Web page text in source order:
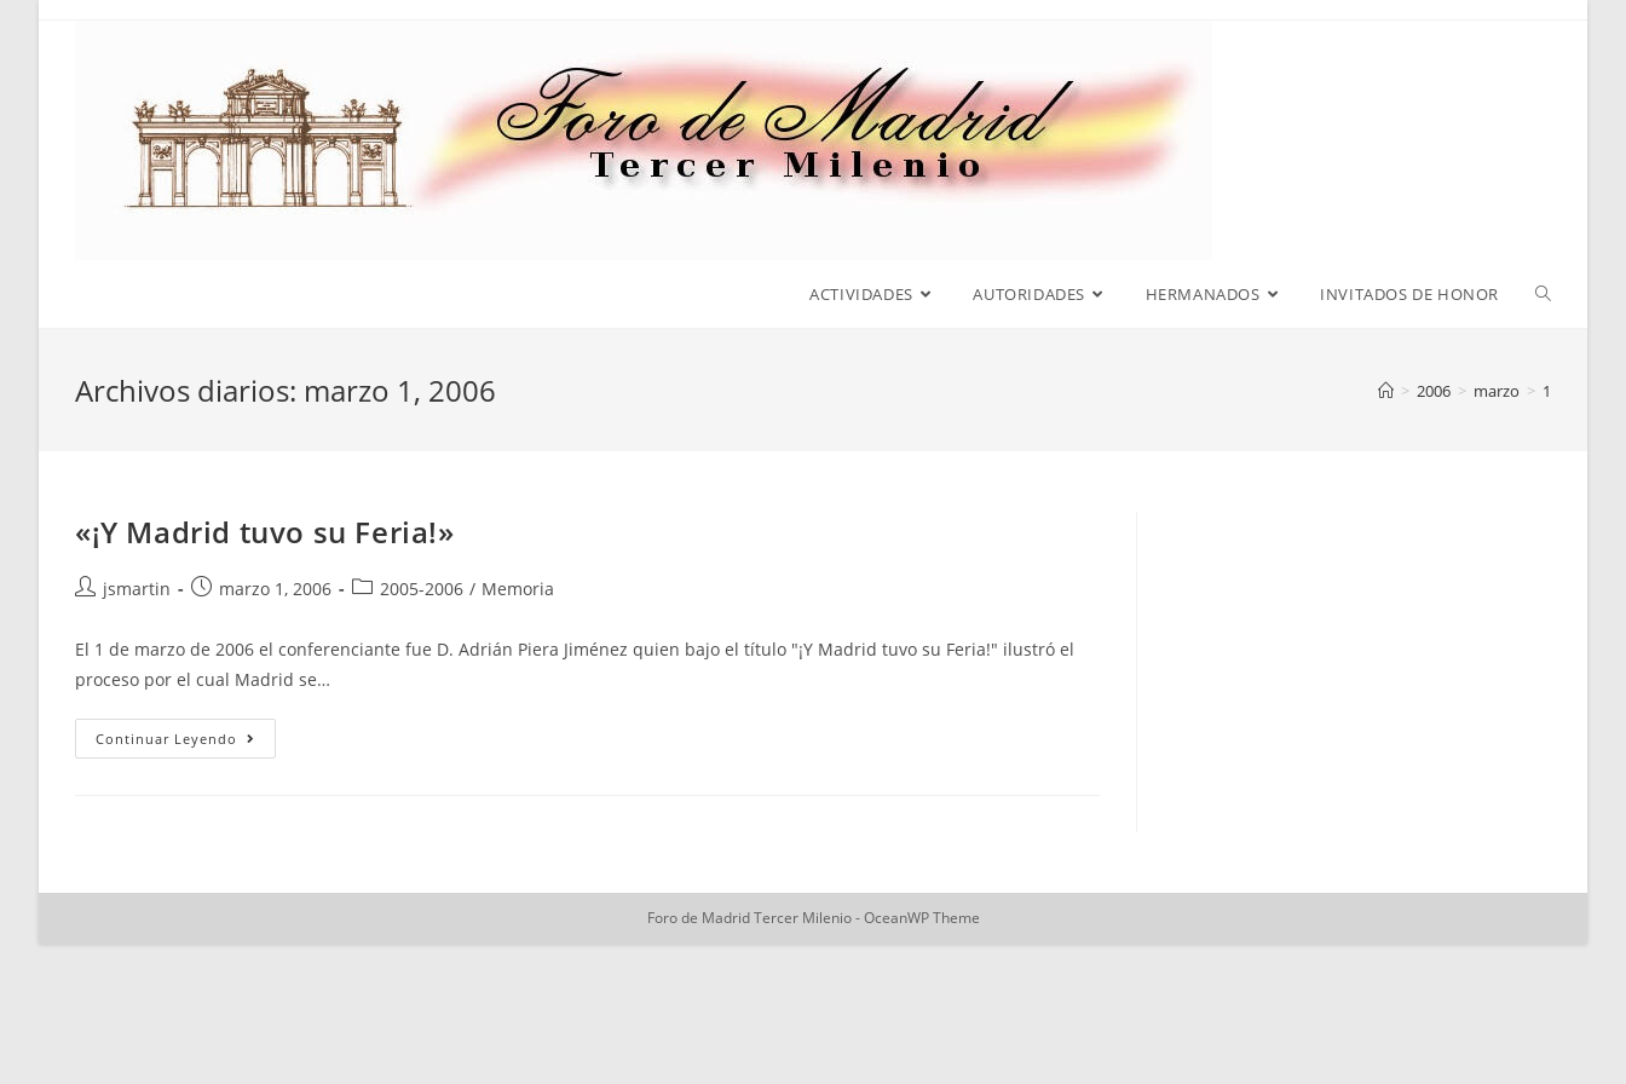
ACTIVIDADES AUTORIDADES HERMANADOS INVITADOS DE HONOR
Archivos diarios: marzo 1, 2006 > 2006 > marzo > 1
«¡Y Madrid tuvo su Feria!»
Autor
la
entrada:
jsmartin
Publicación
la
entrada:
marzo 1, 2006
Categoría
la
entrada:
2005-2006 / Memoria
El 1 de marzo de 2006 el conferenciante fue D. Adrián Piera Jiménez quien bajo el título "¡Y Madrid tuvo su Feria!" ilustró el
proceso por el cual Madrid se…
Continuar Leyendo «¡Y
Madrid
Foro de Madrid Tercer Milenio - OceanWP Theme